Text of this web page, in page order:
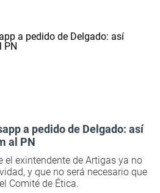
a pedido de Delgado: así
al PN
el exintendente de Artigas ya no
y que no será necesario que
Comité de Ética.